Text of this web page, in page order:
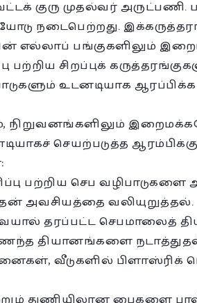
குரு முதல்வர்
நடைபெற்றது.
எல்லாப் பங்குகளிலும்
பற்றிய சிறப்புக்
உடனடியாக
நிறுவனங்களிலும்
செயற்படுத்த
பற்றிய செப
அவசியத்தை வலியுறுத்தல்.
தரப்பட்ட செபமாலைத்
தியானங்களை
வீடுகளில்